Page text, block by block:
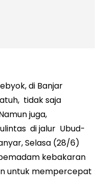
di Banjar
tidak saja
juga,
di jalur Ubud-
Selasa (28/6)
kebakaran
untuk mempercepat